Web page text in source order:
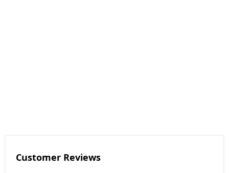
Customer Reviews